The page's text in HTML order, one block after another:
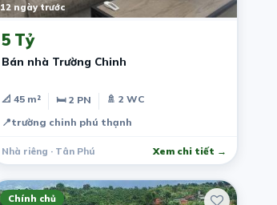
12 ngày trước
5 Tỷ
Bán nhà Trường Chinh
📐 45 m² 🛏 2 PN
🚿 2 WC
📍trường chinh phú thạnh
Nhà riêng · Tân Phú Xem chi tiết →
Chính chủ